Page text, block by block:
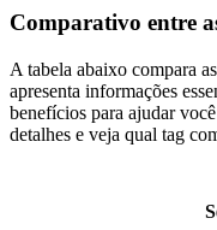
Comparativo entre
A tabela abaixo compara
apresenta informações
benefícios para ajudar
detalhes e veja qual tag